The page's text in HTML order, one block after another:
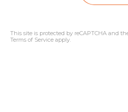
This site is protected by reCAPTCHA and
Terms of Service apply.